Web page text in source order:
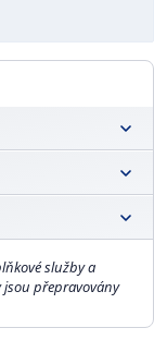
125,00 Kč
152,00 Kč
196,00 Kč
125,00 Kč
152,00 Kč
131,00 Kč
služby a
jsou přepravovány